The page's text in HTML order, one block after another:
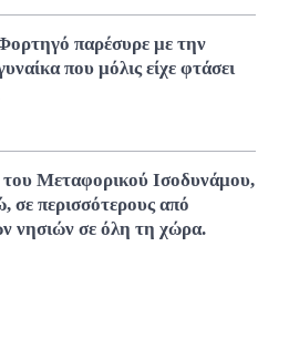
παρέσυρε με την
που μόλις είχε φτάσει
Μεταφορικού Ισοδυνάμου,
σε περισσότερους από
νησιών σε όλη τη χώρα.